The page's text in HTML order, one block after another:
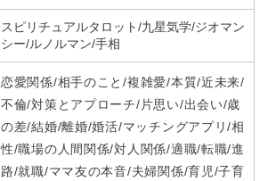
スピリチュアルタロット/九星気学/ジオマン
シー/ルノルマン/手相
恋愛関係/相手のこと/複雑愛/本質/近未来/
不倫/対策とアプローチ/片思い/出会い/歳
の差/結婚/離婚/婚活/マッチングアプリ/相
性/職場の人間関係/対人関係/適職/転職/進
路/就職/ママ友の本音/夫婦関係/育児/子育